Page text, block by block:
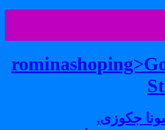
جکوزی,